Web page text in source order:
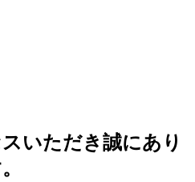
いただき誠にあり